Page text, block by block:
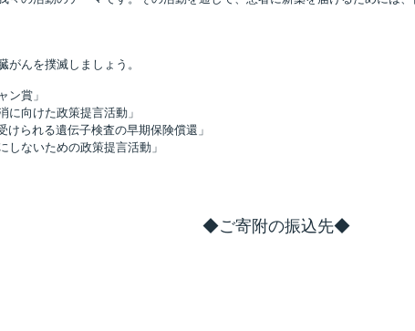
んを撲滅しましょう。
賞」
政策提言活動」
伝子検査の早期保険償還」
の政策提言活動」
◆ご寄附の振込先◆